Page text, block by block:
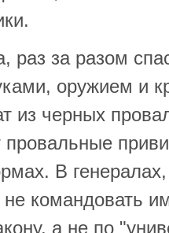
раз за разом
оружием и
из черных
В
командовать
а не по